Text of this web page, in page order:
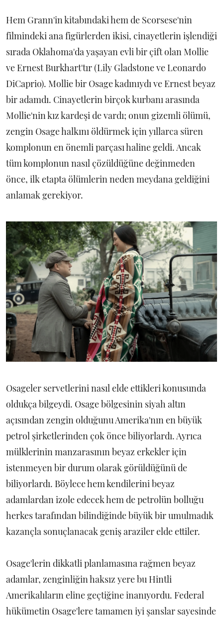
Hem Grann'in kitabındaki hem de Scorsese'nin
filmindeki ana figürlerden ikisi, cinayetlerin işlendiği
sırada Oklahoma'da yaşayan evli bir çift olan Mollie
ve Ernest Burkhart'tır (Lily Gladstone ve Leonardo
DiCaprio). Mollie bir Osage kadınıydı ve Ernest beyaz
bir adamdı. Cinayetlerin birçok kurbanı arasında
Mollie'nin kız kardeşi de vardı; onun gizemli ölümü,
zengin Osage halkını öldürmek için yıllarca süren
komplonun en önemli parçası haline geldi. Ancak
tüm komplonun nasıl çözüldüğüne değinmeden
önce, ilk etapta ölümlerin neden meydana geldiğini
anlamak gerekiyor.
Osageler servetlerini nasıl elde ettikleri konusunda
oldukça bilgeydi. Osage bölgesinin siyah altın
açısından zengin olduğunu Amerika'nın en büyük
petrol şirketlerinden çok önce biliyorlardı. Ayrıca
mülklerinin manzarasının beyaz erkekler için
istenmeyen bir durum olarak görüldüğünü de
biliyorlardı. Böylece hem kendilerini beyaz
adamlardan izole edecek hem de petrolün bolluğu
herkes tarafından bilindiğinde büyük bir umulmadık
kazançla sonuçlanacak geniş araziler elde ettiler.
Osage'lerin dikkatli planlamasına rağmen beyaz
adamlar, zenginliğin haksız yere bu Hintli
Amerikalıların eline geçtiğine inanıyordu. Federal
hükümetin Osage'lere tamamen iyi şanslar sayesinde